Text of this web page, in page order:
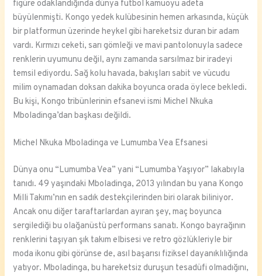
figüre odaklandığında dünya futbol kamuoyu adeta
büyülenmişti. Kongo yedek kulübesinin hemen arkasında, küçük
bir platformun üzerinde heykel gibi hareketsiz duran bir adam
vardı. Kırmızı ceketi, sarı gömleği ve mavi pantolonuyla sadece
renklerin uyumunu değil, aynı zamanda sarsılmaz bir iradeyi
temsil ediyordu. Sağ kolu havada, bakışları sabit ve vücudu
milim oynamadan doksan dakika boyunca orada öylece bekledi.
Bu kişi, Kongo tribünlerinin efsanevi ismi Michel Nkuka
Mboladinga’dan başkası değildi.
Michel Nkuka Mboladinga ve Lumumba Vea Efsanesi
Dünya onu “Lumumba Vea” yani “Lumumba Yaşıyor” lakabıyla
tanıdı. 49 yaşındaki Mboladinga, 2013 yılından bu yana Kongo
Milli Takımı’nın en sadık destekçilerinden biri olarak biliniyor.
Ancak onu diğer taraftarlardan ayıran şey, maç boyunca
sergilediği bu olağanüstü performans sanatı. Kongo bayrağının
renklerini taşıyan şık takım elbisesi ve retro gözlükleriyle bir
moda ikonu gibi görünse de, asıl başarısı fiziksel dayanıklılığında
yatıyor. Mboladinga, bu hareketsiz duruşun tesadüfi olmadığını,